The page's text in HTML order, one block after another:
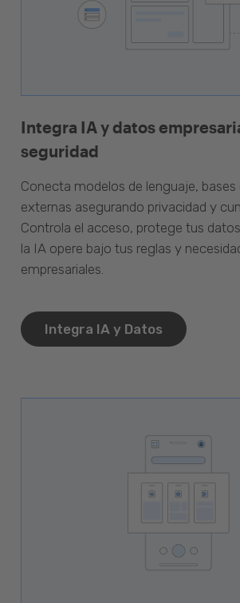
Integra IA y datos
seguridad
Conecta modelos de lenguaje,
externas asegurando privacidad y
Controla el acceso, protege tus
la IA opere bajo tus reglas y
empresariales.
Integra IA y Datos